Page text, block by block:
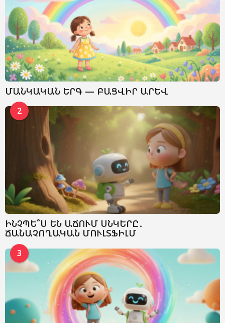
ՄԱՆԿԱԿԱՆ ԵՐԳ — ԲԱՑՎԻՐ ԱՐԵՎ
2
ԻՆՉՊԵ՞Ս ԵՆ ԱՃՈՒՄ ՍՆԿԵՐԸ․
ՃԱՆԱՉՈՂԱԿԱՆ ՄՈՒԼՏՖԻԼՄ
3